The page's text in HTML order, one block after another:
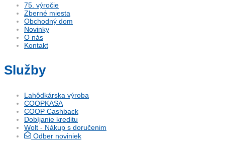
75. výročie
Zberné miesta
Obchodný dom
Novinky
O nás
Kontakt
Služby
Lahôdkárska výroba
COOPKASA
COOP Cashback
Dobíjanie kreditu
Wolt - Nákup s doručenim
Odber noviniek